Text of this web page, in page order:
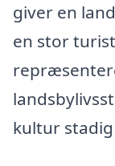
giver en
en stor
kultur